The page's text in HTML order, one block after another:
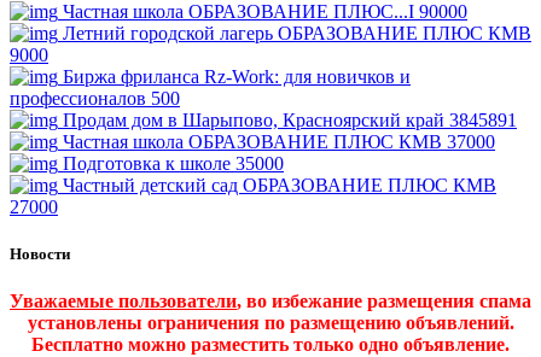
Частная школа ОБРАЗОВАНИЕ ПЛЮС...I 90000
Летний городской лагерь ОБРАЗОВАНИЕ ПЛЮС КМВ
9000
Биржа фриланса Rz-Work: для новичков и
профессионалов 500
Продам дом в Шарыпово, Красноярский край 3845891
Частная школа ОБРАЗОВАНИЕ ПЛЮС КМВ 37000
Подготовка к школе 35000
Частный детский сад ОБРАЗОВАНИЕ ПЛЮС КМВ
27000
Новости
Уважаемые пользователи, во избежание размещения спама
установлены ограничения по размещению объявлений.
Бесплатно можно разместить только одно объявление.